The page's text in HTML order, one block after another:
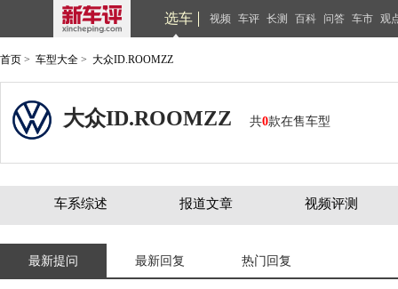
选车 视频 车评 长测 百科 问答 车市 观
首页 > 车型大全 > 大众ID.ROOMZZ
大众ID.ROOMZZ 共0款在售车型
车系综述 报道文章 视频评测
最新提问 最新回复 热门回复